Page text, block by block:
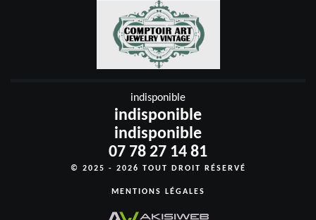
indisponible
indisponible
indisponible
07 78 27 14 81
© 2025 - 2026 TOUT DROIT RÉSERVÉ
MENTIONS LÉGALES